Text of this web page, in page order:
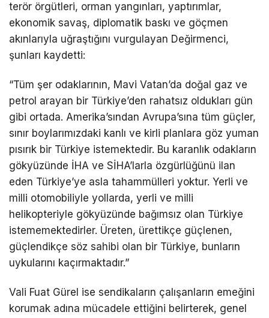
terör örgütleri, orman yangınları, yaptırımlar,
ekonomik savaş, diplomatik baskı ve göçmen
akınlarıyla uğraştığını vurgulayan Değirmenci,
şunları kaydetti:
“Tüm şer odaklarının, Mavi Vatan’da doğal gaz ve
petrol arayan bir Türkiye’den rahatsız oldukları gün
gibi ortada. Amerika’sından Avrupa’sına tüm güçler,
sınır boylarımızdaki kanlı ve kirli planlara göz yuman
pısırık bir Türkiye istemektedir. Bu karanlık odakların
gökyüzünde İHA ve SİHA’larla özgürlüğünü ilan
eden Türkiye’ye asla tahammülleri yoktur. Yerli ve
milli otomobiliyle yollarda, yerli ve milli
helikopteriyle gökyüzünde bağımsız olan Türkiye
istememektedirler. Üreten, ürettikçe güçlenen,
güçlendikçe söz sahibi olan bir Türkiye, bunların
uykularını kaçırmaktadır.”
Vali Fuat Gürel ise sendikaların çalışanların emeğini
korumak adına mücadele ettiğini belirterek, genel